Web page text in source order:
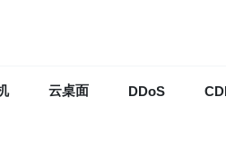
云桌面 DDoS